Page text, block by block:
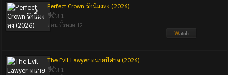
Perfect Crown รักนี้มงลง (2026)
ซีซัน 1
ตอนทั้งหมด 12
The Evil Lawyer ทนายปีศาจ (2026)
ซีซัน 1